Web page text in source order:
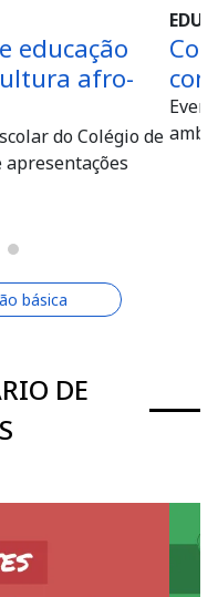
da UFU
do Meio
atividades de
com o DMAE
básica
DE